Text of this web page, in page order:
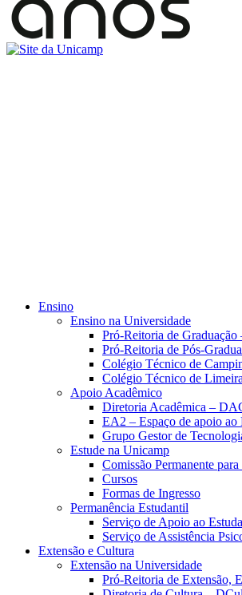
Ensino
Ensino na Universidade
Pró-Reitoria de Graduação
Pró-Reitoria de Pós-
Colégio Técnico de
Colégio Técnico de
Apoio Acadêmico
Diretoria Acadêmica –
EA2 – Espaço de apoio
Grupo Gestor de
Estude na Unicamp
Comissão Permanente
Cursos
Formas de Ingresso
Permanência Estudantil
Serviço de Apoio ao
Serviço de Assistência
Extensão e Cultura
Extensão na Universidade
Pró-Reitoria de Extensão,